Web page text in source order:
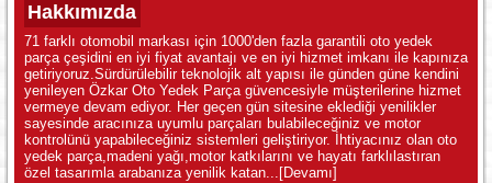
Hakkımızda
71 farklı otomobil markası için 1000'den fazla garantili oto yedek
parça çeşidini en iyi fiyat avantajı ve en iyi hizmet imkanı ile kapınıza
getiriyoruz.Sürdürülebilir teknolojik alt yapısı ile günden güne kendini
yenileyen Özkar Oto Yedek Parça güvencesiyle müşterilerine hizmet
vermeye devam ediyor. Her geçen gün sitesine eklediği yenilikler
sayesinde aracınıza uyumlu parçaları bulabileceğiniz ve motor
kontrolünü yapabileceğiniz sistemleri geliştiriyor. İhtiyacınız olan oto
yedek parça,madeni yağı,motor katkılarını ve hayatı farklılastıran
özel tasarımla arabanıza yenilik katan... [Devamı]